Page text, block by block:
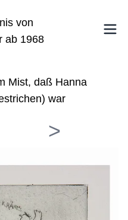
von
ab 1968
Mist, daß Hanna
war
>